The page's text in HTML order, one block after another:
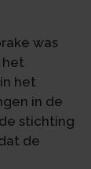
was
het
het
in de
stichting
de